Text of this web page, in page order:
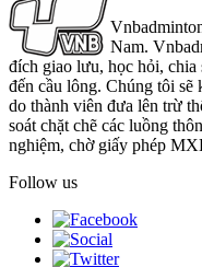
Nam.
đích giao lưu, học hỏi, chia
đến cầu lông. Chúng tôi
do thành viên đưa lên trừ
soát chặt chẽ các luồng
nghiệm, chờ giấy phép
Follow us